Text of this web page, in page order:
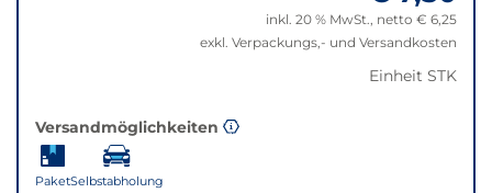
inkl. 20 % MwSt., netto € 6,25
exkl. Verpackungs,- und Versandkosten
Einheit STK
Versandmöglichkeiten
PaketSelbstabholung